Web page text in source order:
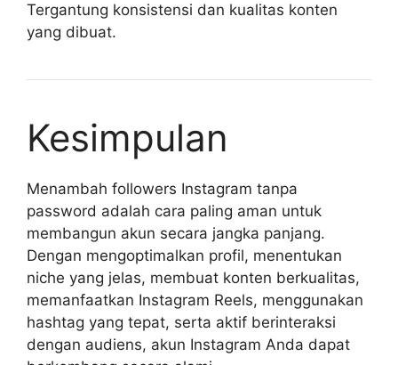
Tergantung konsistensi dan kualitas konten
yang dibuat.
Kesimpulan
Menambah followers Instagram tanpa
password adalah cara paling aman untuk
membangun akun secara jangka panjang.
Dengan mengoptimalkan profil, menentukan
niche yang jelas, membuat konten berkualitas,
memanfaatkan Instagram Reels, menggunakan
hashtag yang tepat, serta aktif berinteraksi
dengan audiens, akun Instagram Anda dapat